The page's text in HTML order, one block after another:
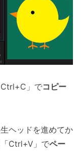
Ctrl+C」でコピー
ヘッドを進めてか
Ctrl+V」でペー